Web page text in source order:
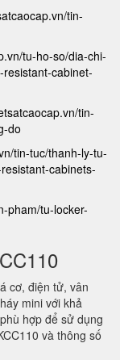
tin-
tu-ho-so/dia-chi-
cabinet-
tin-
do
tin-tuc/thanh-ly-tu-
cabinets-
pham/tu-locker-
cơ, điện tử, vân
mini với khả
hợp để sử dụng
và thông số